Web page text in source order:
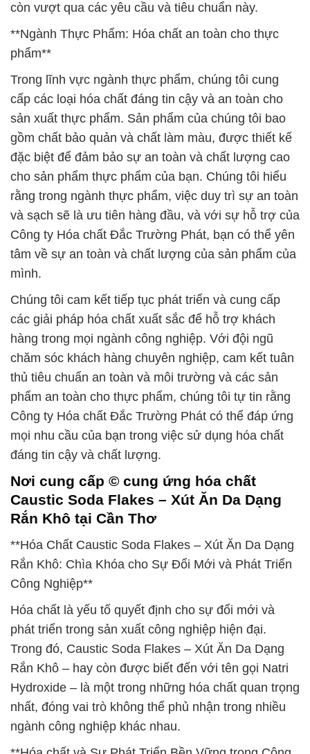
còn vượt qua các yêu cầu và tiêu chuẩn này.
**Ngành Thực Phẩm: Hóa chất an toàn cho thực
phẩm**
Trong lĩnh vực ngành thực phẩm, chúng tôi cung
cấp các loại hóa chất đáng tin cậy và an toàn cho
sản xuất thực phẩm. Sản phẩm của chúng tôi bao
gồm chất bảo quản và chất làm màu, được thiết kế
đặc biệt để đảm bảo sự an toàn và chất lượng cao
cho sản phẩm thực phẩm của bạn. Chúng tôi hiểu
rằng trong ngành thực phẩm, việc duy trì sự an toàn
và sạch sẽ là ưu tiên hàng đầu, và với sự hỗ trợ của
Công ty Hóa chất Đắc Trường Phát, bạn có thể yên
tâm về sự an toàn và chất lượng của sản phẩm của
mình.
Chúng tôi cam kết tiếp tục phát triển và cung cấp
các giải pháp hóa chất xuất sắc để hỗ trợ khách
hàng trong mọi ngành công nghiệp. Với đội ngũ
chăm sóc khách hàng chuyên nghiệp, cam kết tuân
thủ tiêu chuẩn an toàn và môi trường và các sản
phẩm an toàn cho thực phẩm, chúng tôi tự tin rằng
Công ty Hóa chất Đắc Trường Phát có thể đáp ứng
mọi nhu cầu của bạn trong việc sử dụng hóa chất
đáng tin cậy và chất lượng.
Nơi cung cấp © cung ứng hóa chất
Caustic Soda Flakes – Xút Ăn Da Dạng
Rắn Khô tại Cần Thơ
**Hóa Chất Caustic Soda Flakes – Xút Ăn Da Dạng
Rắn Khô: Chìa Khóa cho Sự Đổi Mới và Phát Triển
Công Nghiệp**
Hóa chất là yếu tố quyết định cho sự đổi mới và
phát triển trong sản xuất công nghiệp hiện đại.
Trong đó, Caustic Soda Flakes – Xút Ăn Da Dạng
Rắn Khô – hay còn được biết đến với tên gọi Natri
Hydroxide – là một trong những hóa chất quan trọng
nhất, đóng vai trò không thể phủ nhận trong nhiều
ngành công nghiệp khác nhau.